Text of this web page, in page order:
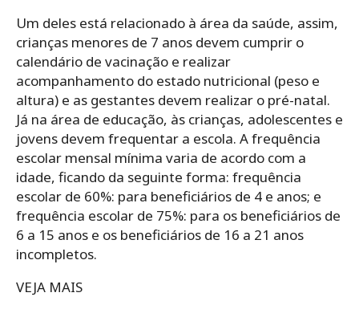
Um deles está relacionado à área da saúde, assim,
crianças menores de 7 anos devem cumprir o
calendário de vacinação e realizar
acompanhamento do estado nutricional (peso e
altura) e as gestantes devem realizar o pré-natal.
Já na área de educação, às crianças, adolescentes e
jovens devem frequentar a escola. A frequência
escolar mensal mínima varia de acordo com a
idade, ficando da seguinte forma: frequência
escolar de 60%: para beneficiários de 4 e anos; e
frequência escolar de 75%: para os beneficiários de
6 a 15 anos e os beneficiários de 16 a 21 anos
incompletos.
VEJA MAIS